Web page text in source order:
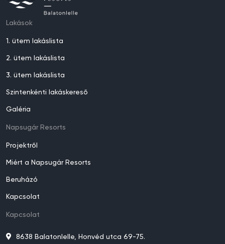
Lakások
1. ütem lakáslista
2. ütem lakáslista
3. ütem lakáslista
Szintenkénti lakáskereső
Galéria
Napsugár Resorts
Projektről
Miért a Napsugár Resorts
Beruházó
Kapcsolat
Kapcsolat
8638 Balatonlelle, Honvéd utca 69-75.